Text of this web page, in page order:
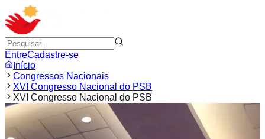
EntreCadastre-se
Início
Congressos Nacionais
XVI Congresso Nacional do PSB
XVI Congresso Nacional do PSB